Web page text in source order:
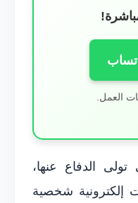
العمل.
الدفاع عنها،
إلكترونية شخصية